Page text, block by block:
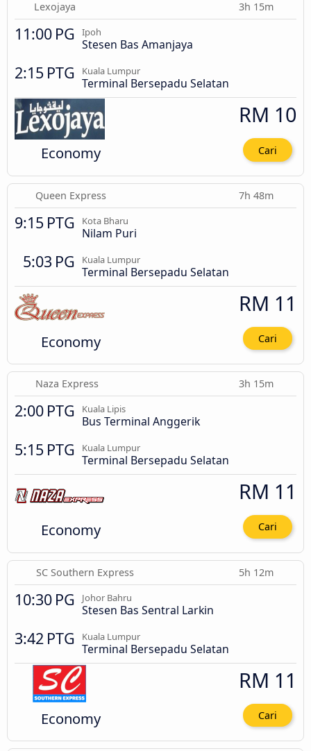
Lexojaya 3h 15m
11:00 PG Ipoh
Stesen Bas Amanjaya
2:15 PTG Kuala Lumpur
Terminal Bersepadu Selatan
Economy
RM 10
Cari
Queen Express 7h 48m
9:15 PTG Kota Bharu
Nilam Puri
5:03 PG Kuala Lumpur
Terminal Bersepadu Selatan
Economy
RM 11
Cari
Naza Express 3h 15m
2:00 PTG Kuala Lipis
Bus Terminal Anggerik
5:15 PTG Kuala Lumpur
Terminal Bersepadu Selatan
Economy
RM 11
Cari
SC Southern Express 5h 12m
10:30 PG Johor Bahru
Stesen Bas Sentral Larkin
3:42 PTG Kuala Lumpur
Terminal Bersepadu Selatan
Economy
RM 11
Cari